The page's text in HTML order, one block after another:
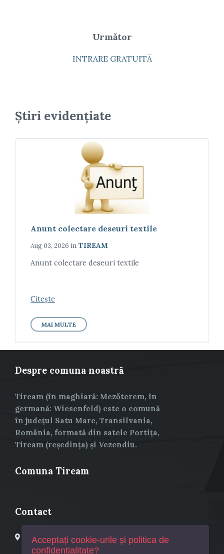
Următor
INTRARE GRATUITĂ
Știri evidențiate
Anunt colectare deseuri textile
Aug 03, 2026 in TIREAM
Anunt colectare deseuri textile
Citește
MAI MULTE
Despre comuna noastră
Tiream (în maghiară: Mezőterem, în
germană: Wiesenfeld) este o comună
în județul Satu Mare, Transilvania,
România, formată din satele Portița,
Tiream (reședința) și Vezendiu.
Comuna Tiream
Contact
Primaria Comuna Tiream
Tiream, Str. Principala, Nr. 25
Acceptați cookie-urile și politica de
confidențialitate?